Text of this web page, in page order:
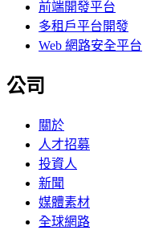
前端開發平台
多租戶平台開發
Web 網路安全平台
公司
關於
人才招募
投資人
新聞
媒體素材
全球網路